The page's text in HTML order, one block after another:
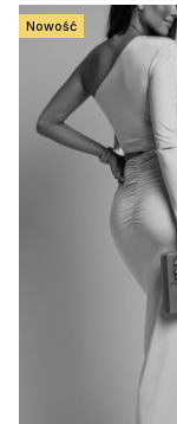
Nowość